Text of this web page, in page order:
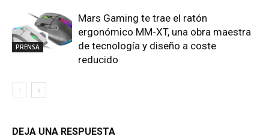
PRENSA
Mars Gaming te trae el ratón
ergonómico MM-XT, una obra maestra
de tecnología y diseño a coste
reducido
DEJA UNA RESPUESTA